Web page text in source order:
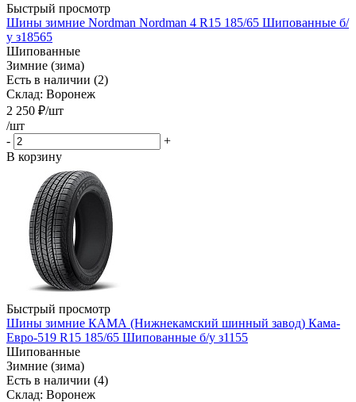
Быстрый просмотр
Шины зимние Nordman Nordman 4 R15 185/65 Шипованные б/
у з18565
Шипованные
Зимние (зима)
Есть в наличии (2)
Склад: Воронеж
2 250 ₽/шт
/шт
-
+
В корзину
Быстрый просмотр
Шины зимние КАМА (Нижнекамский шинный завод) Кама-
Евро-519 R15 185/65 Шипованные б/у з1155
Шипованные
Зимние (зима)
Есть в наличии (4)
Склад: Воронеж